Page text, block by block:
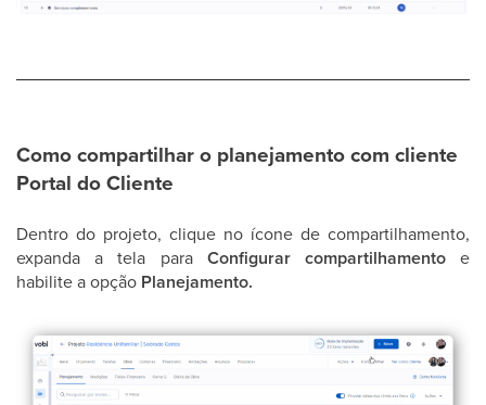
Como compartilhar o planejamento com cliente
Portal do Cliente
Dentro do projeto, clique no ícone de compartilhamento,
expanda a tela para Configurar compartilhamentoe
habilite a opção Planejamento.